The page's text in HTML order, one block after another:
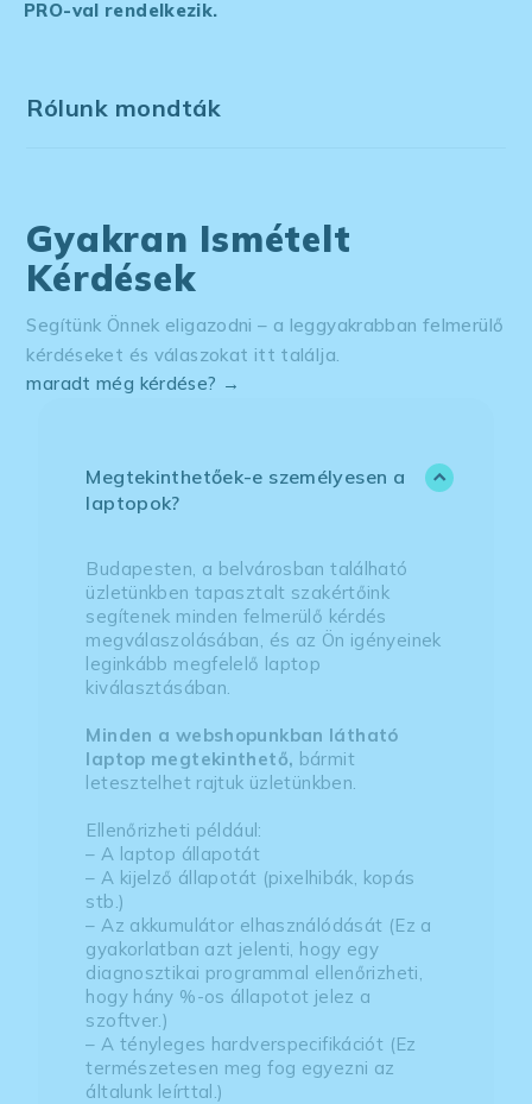
PRO-val rendelkezik.
Rólunk mondták
Gyakran Ismételt
Kérdések
Segítünk Önnek eligazodni – a leggyakrabban felmerülő
kérdéseket és válaszokat itt találja.
maradt még kérdése? →
Megtekinthetőek-e személyesen a
laptopok?
Budapesten, a belvárosban található
üzletünkben tapasztalt szakértőink
segítenek minden felmerülő kérdés
megválaszolásában, és az Ön igényeinek
leginkább megfelelő laptop
kiválasztásában.
Minden a webshopunkban látható
laptop megtekinthető, bármit
letesztelhet rajtuk üzletünkben.
Ellenőrizheti például:
– A laptop állapotát
– A kijelző állapotát (pixelhibák, kopás
stb.)
– Az akkumulátor elhasználódását (Ez a
gyakorlatban azt jelenti, hogy egy
diagnosztikai programmal ellenőrizheti,
hogy hány %-os állapotot jelez a
szoftver.)
– A tényleges hardverspecifikációt (Ez
természetesen meg fog egyezni az
általunk leírttal.)